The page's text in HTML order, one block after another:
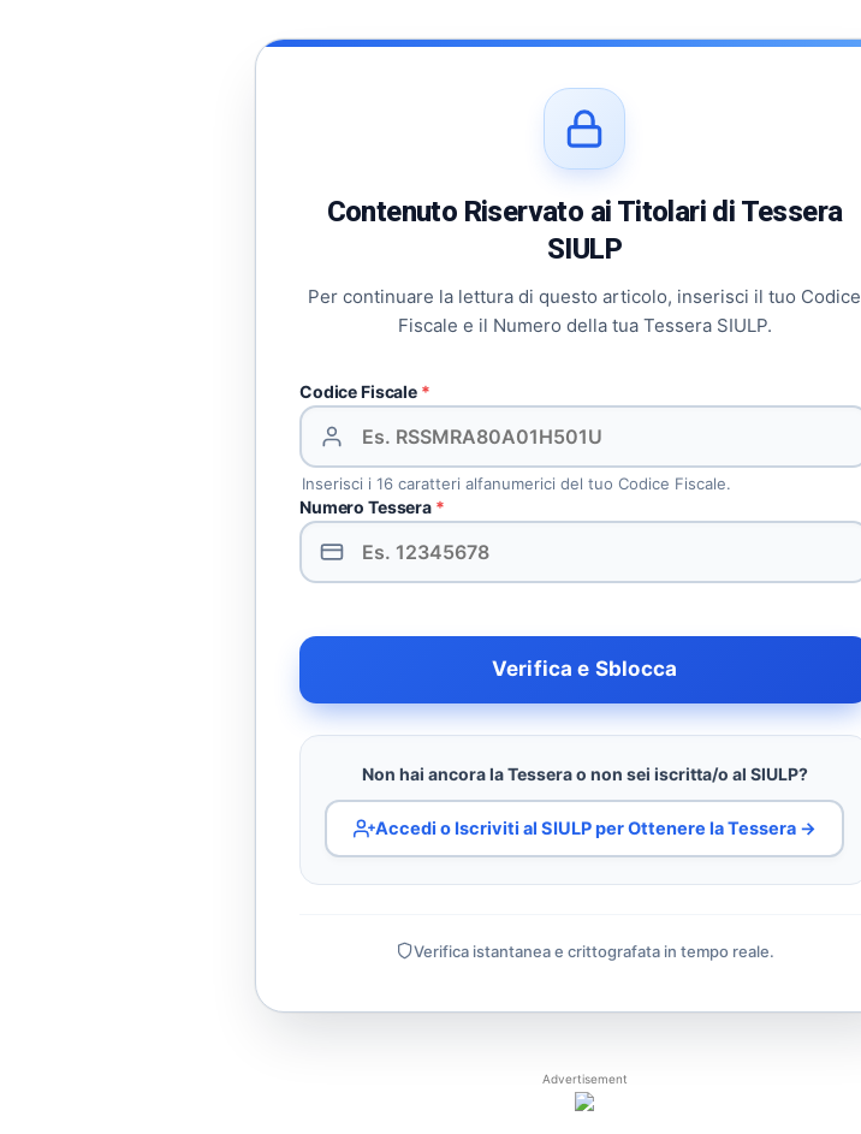
Contenuto Riservato ai Titolari di Tessera
SIULP
Per continuare la lettura di questo articolo, inserisci il tuo Codice
Fiscale e il Numero della tua Tessera SIULP.
Codice Fiscale *
Inserisci i 16 caratteri alfanumerici del tuo Codice Fiscale.
Numero Tessera *
Verifica e Sblocca
Non hai ancora la Tessera o non sei iscritta/o al SIULP?
Accedi o Iscriviti al SIULP per Ottenere la Tessera →
Verifica istantanea e crittografata in tempo reale.
Advertisement